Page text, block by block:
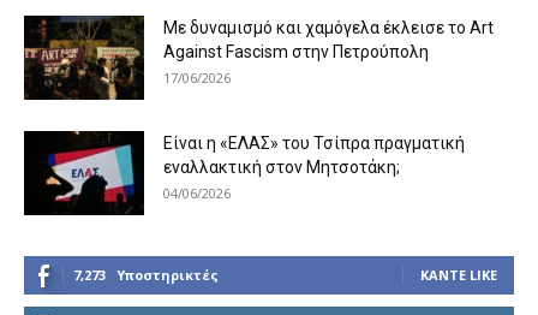
Με δυναμισμό και χαμόγελα έκλεισε το Art
Against Fascism στην Πετρούπολη
17/06/2026
Είναι η «ΕΛΑΣ» του Τσίπρα πραγματική
εναλλακτική στον Μητσοτάκη;
04/06/2026
7,273 Υποστηρικτές ΚΆΝΤΕ LIKE